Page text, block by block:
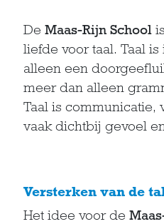
De Maas-Rijn School
liefde voor taal. Taal
alleen een
meer dan alleen
Taal is communicatie,
vaak dichtbij gevoel
Versterken van de
Het idee voor de